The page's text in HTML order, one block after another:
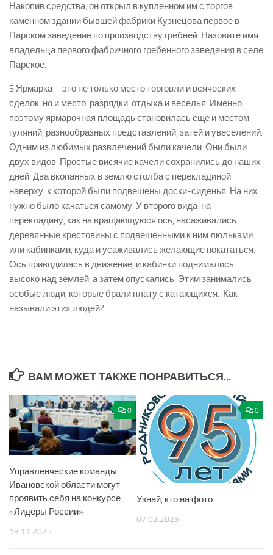
Накопив средства, он открыл в купленном им с торгов
каменном здании бывшей фабрики Кузнецова первое в
Парском заведение по производству гребней. Назовите имя
владельца первого фабричного гребенного заведения в селе
Парское.
5.Ярмарка – это не только место торговли и всяческих
сделок, но и место разрядки, отдыха и веселья. Именно
поэтому ярмарочная площадь становилась ещё и местом
гуляний, разнообразных представлений, затей и увеселений.
Одним из любимых развлечений были качели. Они были
двух видов. Простые висячие качели сохранились до наших
дней. Два вкопанных в землю столба с перекладиной
наверху, к которой были подвешены доски-­сиденья. На них
нужно было качаться самому. У второго вида ­ на
перекладину, как на вращающуюся ось, насаживались
деревянные крестовины с подвешенными к ним люльками
или кабинками, куда и усаживались желающие покататься.
Ось приводилась в движение, и кабинки поднимались
высоко над землей, а затем опускались. Этим занимались
особые люди, которые брали плату с катающихся. Как
называли этих людей?
ВАМ МОЖЕТ ТАКЖЕ ПОНРАВИТЬСЯ...
0
Управленческие команды
Ивановской области могут
проявить себя на конкурсе
«Лидеры России»
13.11.2025
0
Узнай, кто на фото
07.02.2025